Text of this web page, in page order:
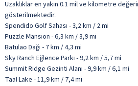
Uzaklıklar en yakın 0.1 mil ve kilometre
gösterilmektedir.
Spendido Golf Sahası - 3,2 km / 2 mi
Puzzle Mansion - 6,3 km / 3,9 mi
Batulao Dağı - 7 km / 4,3 mi
Sky Ranch Eğlence Parkı - 9,2 km / 5,7 mi
Summit Ridge Gezinti Alanı - 9,9 km / 6,1 mi
Taal Lake - 11,9 km / 7,4 mi